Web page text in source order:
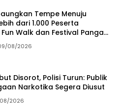
Tempe Menuju
dari 1.000 Peserta
Walk dan Festival Pangan
08/2026
Disorot, Polisi Turun: Publik
Narkotika Segera Diusut
2026